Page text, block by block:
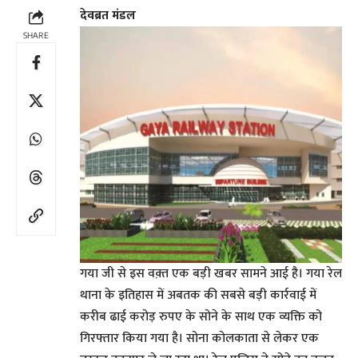
SHARE
देवब्रत मंडल
गया जी से इस वक़्त एक बड़ी खबर सामने आई है। गया रेल
थाना के इतिहास में अबतक की सबसे बड़ी कार्रवाई में
करीब ढाई करोड़ रुपए के सोने के साथ एक व्यक्ति को
गिरफ्तार किया गया है। सोना कोलकाता से लेकर एक